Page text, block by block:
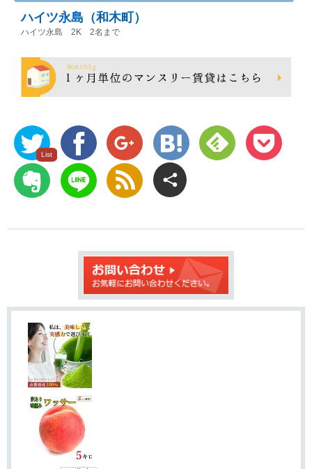
ハイツ永島（和木町）
ハイツ永島 2K 2名まで
List
ツ
ィ
ー
Facebook Google
Plus
は
て
な
ク
マ
ー
Feedly
Pocket
Evernote
LINE
る
rss